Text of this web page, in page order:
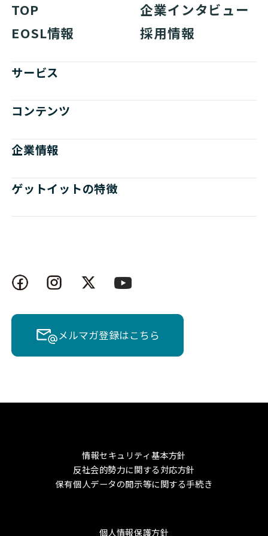
TOP
企業インタビュー
EOSL情報
採用情報
サービス
コンテンツ
企業情報
ゲットイットの特徴
メルマガ登録はこちら
情報セキュリティ基本方針
反社会的勢力に関する対応方針
保有個人データの開示等に関する手続き
個人情報保護方針